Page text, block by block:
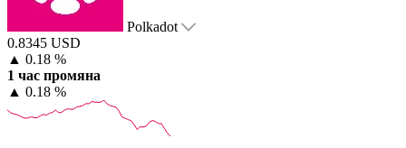
Polkadot
0.8345 USD
▲ 0.18 %
1 час промяна
▲ 0.18 %